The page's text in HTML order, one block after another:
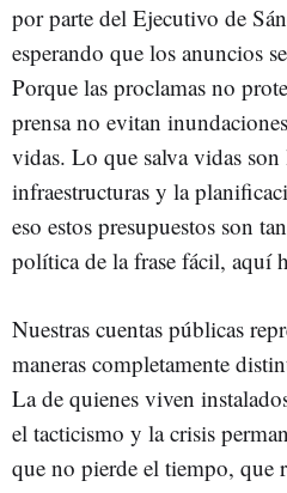
por parte del Ejecutivo de
esperando que los anuncios
Porque las proclamas no
prensa no evitan
vidas. Lo que salva vidas son
infraestructuras y la
eso estos presupuestos son
política de la frase fácil, aquí
Nuestras cuentas públicas
maneras completamente
La de quienes viven
el tacticismo y la crisis
que no pierde el tiempo, que